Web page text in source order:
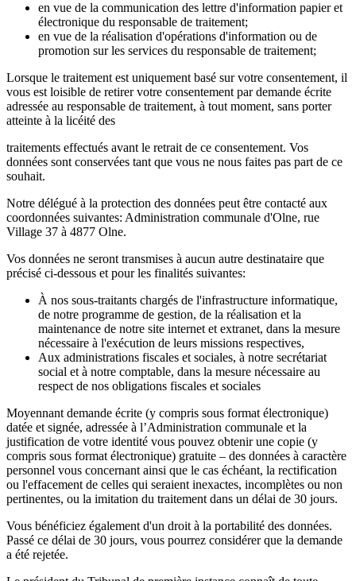
en vue de la communication des lettre d'information papier et
électronique du responsable de traitement;
en vue de la réalisation d'opérations d'information ou de
promotion sur les services du responsable de traitement;
Lorsque le traitement est uniquement basé sur votre consentement, il
vous est loisible de retirer votre consentement par demande écrite
adressée au responsable de traitement, à tout moment, sans porter
atteinte à la licéité des
traitements effectués avant le retrait de ce consentement. Vos
données sont conservées tant que vous ne nous faites pas part de ce
souhait.
Notre délégué à la protection des données peut être contacté aux
coordonnées suivantes: Administration communale d'Olne, rue
Village 37 à 4877 Olne.
Vos données ne seront transmises à aucun autre destinataire que
précisé ci-dessous et pour les finalités suivantes:
À nos sous-traitants chargés de l'infrastructure informatique,
de notre programme de gestion, de la réalisation et la
maintenance de notre site internet et extranet, dans la mesure
nécessaire à l'exécution de leurs missions respectives,
Aux administrations fiscales et sociales, à notre secrétariat
social et à notre comptable, dans la mesure nécessaire au
respect de nos obligations fiscales et sociales
Moyennant demande écrite (y compris sous format électronique)
datée et signée, adressée à l’Administration communale et la
justification de votre identité vous pouvez obtenir une copie (y
compris sous format électronique) gratuite – des données à caractère
personnel vous concernant ainsi que le cas échéant, la rectification
ou l'effacement de celles qui seraient inexactes, incomplètes ou non
pertinentes, ou la imitation du traitement dans un délai de 30 jours.
Vous bénéficiez également d'un droit à la portabilité des données.
Passé ce délai de 30 jours, vous pourrez considérer que la demande
a été rejetée.